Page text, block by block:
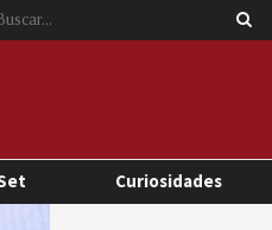
Curiosidades